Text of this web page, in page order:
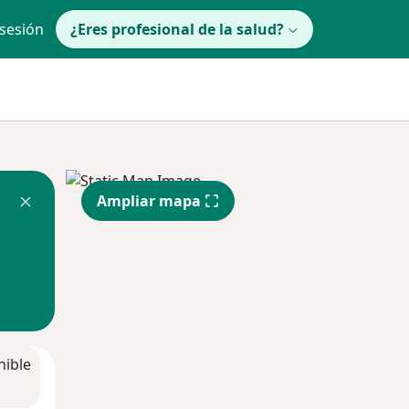
¿Eres profesional de la salud?
Ampliar mapa